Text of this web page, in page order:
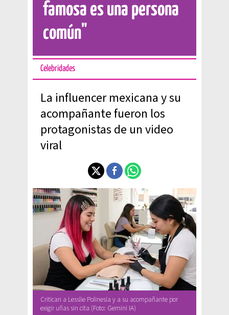
famosa es una persona
común"
Celebridades
La influencer mexicana y su
acompañante fueron los
protagonistas de un video
viral
Critican a Lesslie Polinesia y a su acompañante por
exigir uñas sin cita (Foto: Gemini IA)